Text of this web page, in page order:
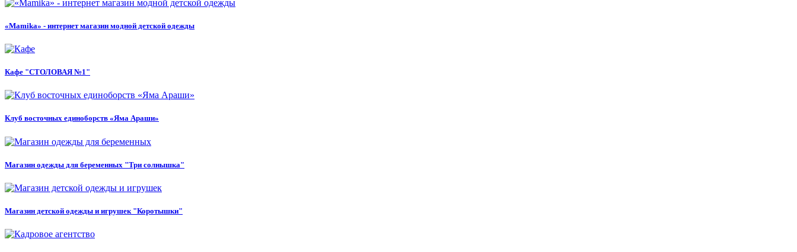
«Mamika» - интернет магазин модной детской одежды
Кафе "СТОЛОВАЯ №1"
Клуб восточных единоборств «Яма Араши»
Магазин одежды для беременных "Три солнышка"
Магазин детской одежды и игрушек "Коротышки"